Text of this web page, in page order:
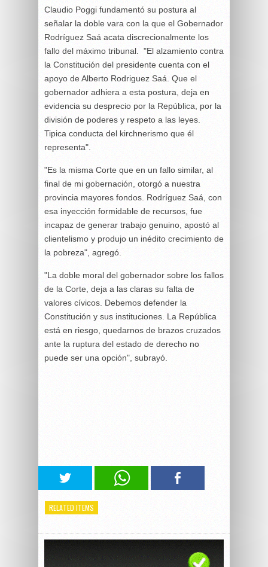
Claudio Poggi fundamentó su postura al
señalar la doble vara con la que el Gobernador
Rodríguez Saá acata discrecionalmente los
fallo del máximo tribunal. "El alzamiento contra
la Constitución del presidente cuenta con el
apoyo de Alberto Rodriguez Saá. Que el
gobernador adhiera a esta postura, deja en
evidencia su desprecio por la República, por la
división de poderes y respeto a las leyes.
Tipica conducta del kirchnerismo que él
representa".
"Es la misma Corte que en un fallo similar, al
final de mi gobernación, otorgó a nuestra
provincia mayores fondos. Rodríguez Saá, con
esa inyección formidable de recursos, fue
incapaz de generar trabajo genuino, apostó al
clientelismo y produjo un inédito crecimiento de
la pobreza", agregó.
"La doble moral del gobernador sobre los fallos
de la Corte, deja a las claras su falta de
valores cívicos. Debemos defender la
Constitución y sus instituciones. La República
está en riesgo, quedarnos de brazos cruzados
ante la ruptura del estado de derecho no
puede ser una opción", subrayó.
RELATED ITEMS